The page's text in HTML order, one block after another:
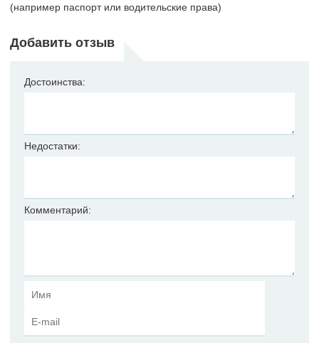
(например паспорт или водительские права)
Добавить отзыв
Достоинства:
Недостатки:
Комментарий: